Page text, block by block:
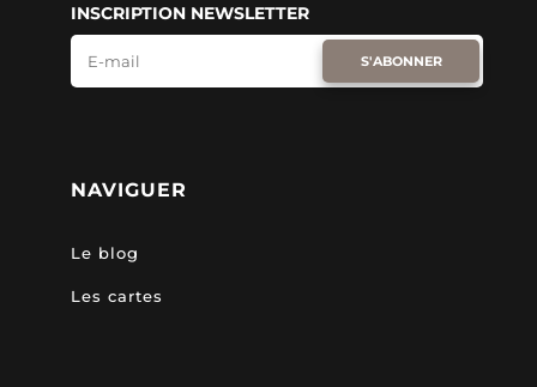
INSCRIPTION NEWSLETTER
S'ABONNER
NAVIGUER
Le blog
Les cartes